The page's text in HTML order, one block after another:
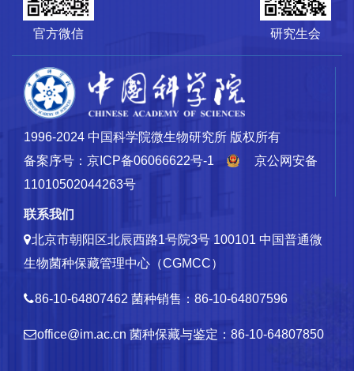
官方微信 研究生会
1996-2024 中国科学院微生物研究所 版权所有
备案序号：京ICP备06066622号-1
京公网安备
11010502044263号
联系我们
北京市朝阳区北辰西路1号院3号 100101 中国普通微
生物菌种保藏管理中心（CGMCC）
86-10-64807462 菌种销售：86-10-64807596
office@im.ac.cn 菌种保藏与鉴定：86-10-64807850